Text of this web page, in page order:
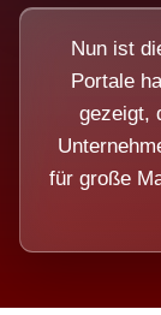
Nun ist
Portale
gezeigt,
für große